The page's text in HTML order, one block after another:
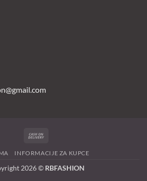
Delivery
INFORMACIJE ZA KUPCE
2026 © RBFASHION